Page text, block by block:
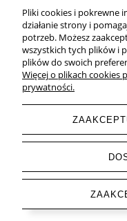
Natural Home Decor | E-
507 707 299 | NIP:
Copyright ©
Pliki cookies i pokrewne
działanie strony i
potrzeb. Możesz
wszystkich tych plików i
plików do swoich
Więcej o plikach cookies
prywatności.